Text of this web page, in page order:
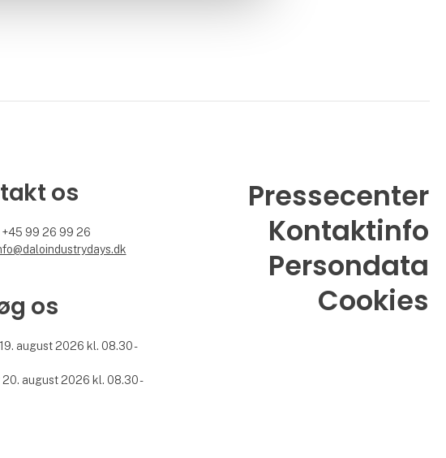
os
+45 99 26 99 26
os
august 2026 kl. 08.30 -
20. august 2026 kl. 08.30 -
Pressecenter
Kontaktinfo
Persondata
Cookies